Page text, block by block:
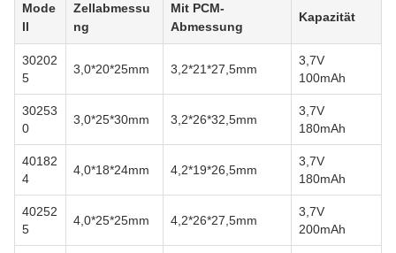
Mode
ll
Zellabmessu
ng
Mit PCM-
Abmessung
Kapazität
30202
5
3,0*20*25mm 3,2*21*27,5mm
3,7V
100mAh
30253
0
3,0*25*30mm 3,2*26*32,5mm
3,7V
180mAh
40182
4
4,0*18*24mm 4,2*19*26,5mm
3,7V
180mAh
40252
5
4,0*25*25mm 4,2*26*27,5mm
3,7V
200mAh